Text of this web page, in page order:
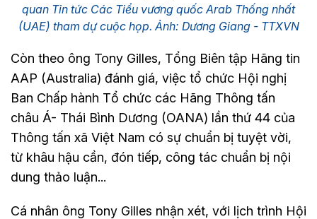
quan Tin tức Các Tiểu vương quốc Arab Thống nhất
(UAE) tham dự cuộc họp. Ảnh: Dương Giang - TTXVN
Còn theo ông Tony Gilles, Tổng Biên tập Hãng tin
AAP (Australia) đánh giá, việc tổ chức Hội nghị
Ban Chấp hành Tổ chức các Hãng Thông tấn
châu Á- Thái Bình Dương (OANA) lần thứ 44 của
Thông tấn xã Việt Nam có sự chuẩn bị tuyệt vời,
từ khâu hậu cần, đón tiếp, công tác chuẩn bị nội
dung thảo luận...
Cá nhân ông Tony Gilles nhận xét, với lịch trình Hội